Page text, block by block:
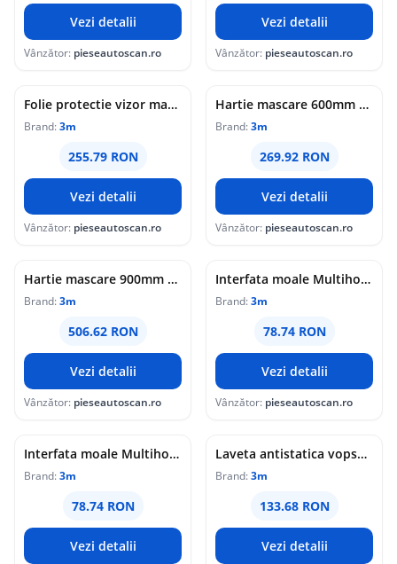
Vezi detalii
Vânzător: pieseautoscan.ro
Vezi detalii
Vânzător: pieseautoscan.ro
Folie protectie vizor masca completa unitate facturare multiplu de 25 buc 3M
Brand:3m
255.79 RON
Vezi detalii
Vânzător: pieseautoscan.ro
Hartie mascare 600mm x 400m 3M
Brand:3m
269.92 RON
Vezi detalii
Vânzător: pieseautoscan.ro
Hartie mascare 900mm x 400m 3M
Brand:3m
506.62 RON
Vezi detalii
Vânzător: pieseautoscan.ro
Interfata moale Multihole 10mm grosime 3M
Brand:3m
78.74 RON
Vezi detalii
Vânzător: pieseautoscan.ro
Interfata moale Multihole 5 mm grosime 3M
Brand:3m
78.74 RON
Vezi detalii
Laveta antistatica vopsea pe baza de solvent 3M
Brand:3m
133.68 RON
Vezi detalii